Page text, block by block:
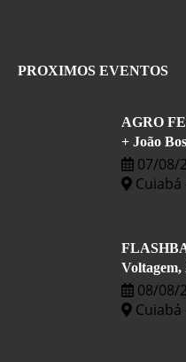
PROXIMOS EVENTOS
AGRO
+ João
07/08/
Voltagem,
08/08/
Cuiabá